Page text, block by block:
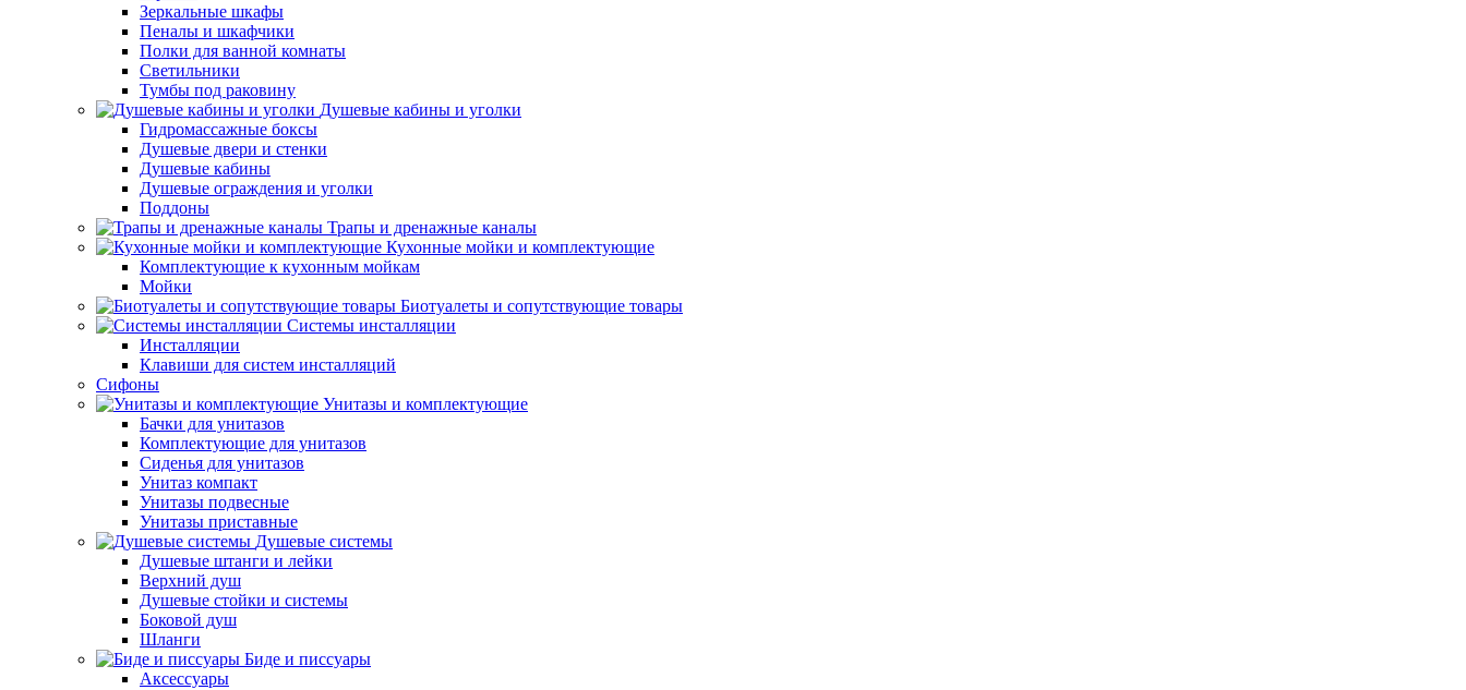
Зеркальные шкафы
Пеналы и шкафчики
Полки для ванной комнаты
Светильники
Тумбы под раковину
Душевые кабины и уголки
Гидромассажные боксы
Душевые двери и стенки
Душевые кабины
Душевые ограждения и уголки
Поддоны
Трапы и дренажные каналы
Кухонные мойки и комплектующие
Комплектующие к кухонным мойкам
Мойки
Биотуалеты и сопутствующие товары
Системы инсталляции
Инсталляции
Клавиши для систем инсталляций
Сифоны
Унитазы и комплектующие
Бачки для унитазов
Комплектующие для унитазов
Сиденья для унитазов
Унитаз компакт
Унитазы подвесные
Унитазы приставные
Душевые системы
Душевые штанги и лейки
Верхний душ
Душевые стойки и системы
Боковой душ
Шланги
Биде и писсуары
Аксессуары